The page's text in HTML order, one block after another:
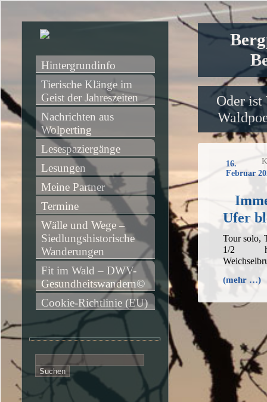
Oder ist
16.
Februar
Ufer
Tour solo,
1/2 h,
(mehr …)
Hintergrundinfo
Tierische Klänge im
Geist der Jahreszeiten
Nachrichten aus
Wolperting
Lesespaziergänge
Lesungen
Meine Partner
Termine
Wälle und Wege –
Siedlungshistorische
Wanderungen
Fit im Wald – DWV-
Gesundheitswandern©
Cookie-Richtlinie (EU)
nach: